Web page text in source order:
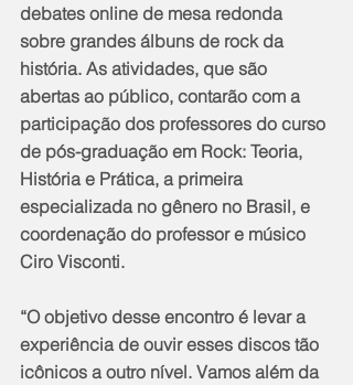
debates online de mesa redonda
sobre grandes álbuns de rock da
história. As atividades, que são
abertas ao público, contarão com a
participação dos professores do curso
de pós-graduação em Rock: Teoria,
História e Prática, a primeira
especializada no gênero no Brasil, e
coordenação do professor e músico
Ciro Visconti.
“O objetivo desse encontro é levar a
experiência de ouvir esses discos tão
icônicos a outro nível. Vamos além da